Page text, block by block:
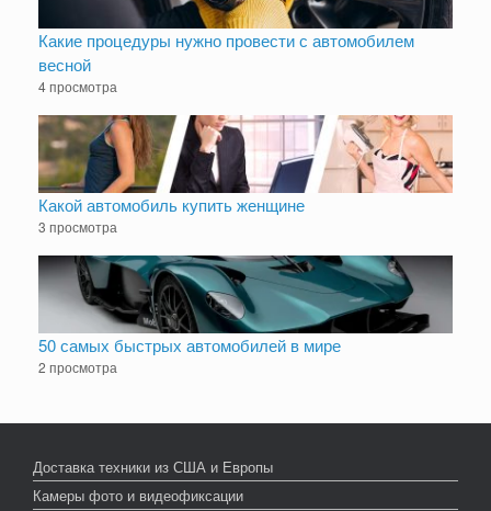
Какие процедуры нужно провести с автомобилем
весной
4 просмотра
Какой автомобиль купить женщине
3 просмотра
50 самых быстрых автомобилей в мире
2 просмотра
Доставка техники из США и Европы
Камеры фото и видеофиксации